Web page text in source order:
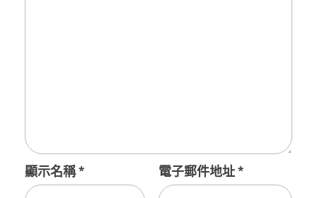
顯示名稱* 電子郵件地址*